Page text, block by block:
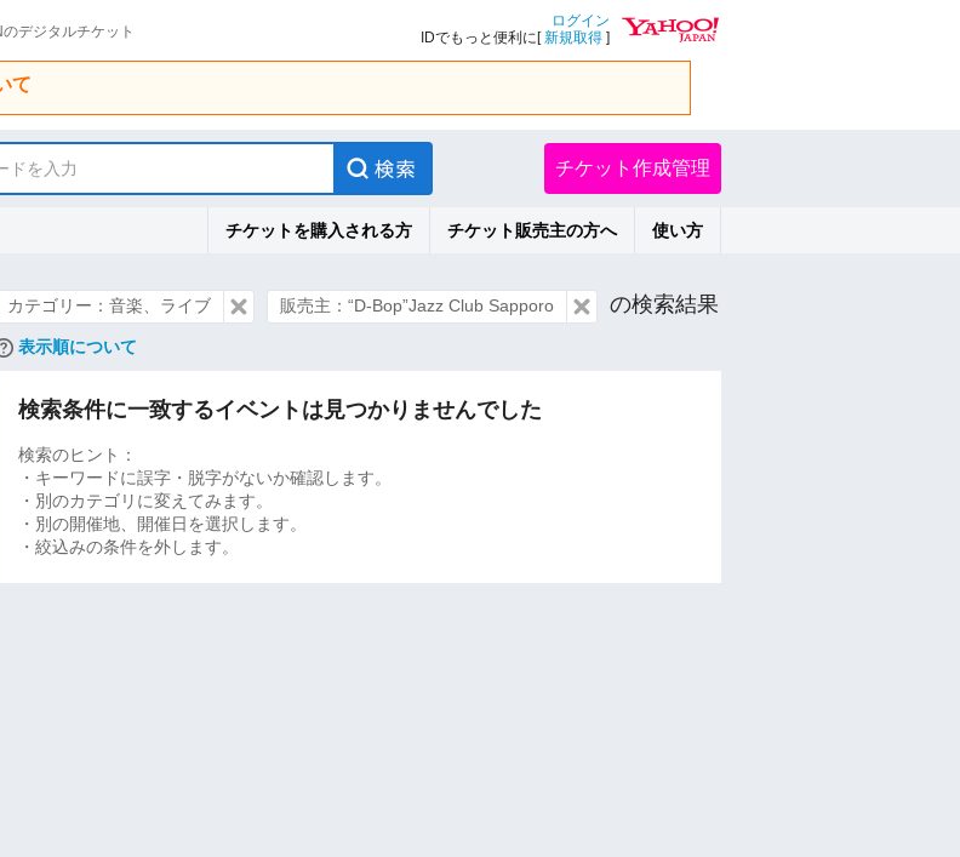
デジタルチケット
ログイン
IDでもっと便利に[新規取得 ]
て
ドを入力 チケット作成管理
チケットを購入される方 チケット販売主の方へ 使い方
カテゴリー：音楽、ライブ 販売主：“D-Bop”Jazz Club Sapporo の検索結果
表示順について
検索条件に一致するイベントは見つかりませんでした
検索のヒント：
・キーワードに誤字・脱字がないか確認します。
・別のカテゴリに変えてみます。
・別の開催地、開催日を選択します。
・絞込みの条件を外します。